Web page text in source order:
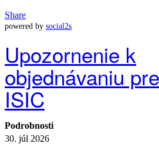
Share
powered by social2s
Upozornenie k
objednávaniu
ISIC
Podrobnosti
30. júl 2026